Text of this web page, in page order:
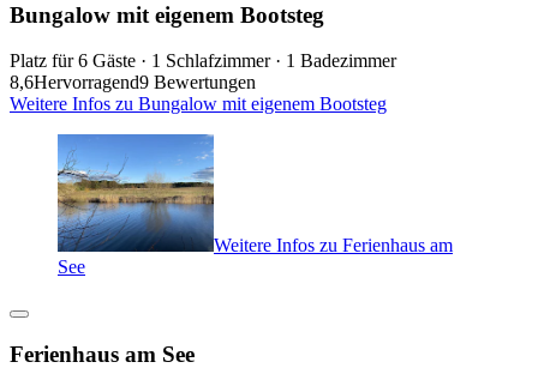
Bungalow mit eigenem Bootsteg
Platz für 6 Gäste · 1 Schlafzimmer · 1 Badezimmer
8,6Hervorragend9 Bewertungen
Weitere Infos zu Bungalow mit eigenem Bootsteg
Weitere Infos zu Ferienhaus am
See
Ferienhaus am See